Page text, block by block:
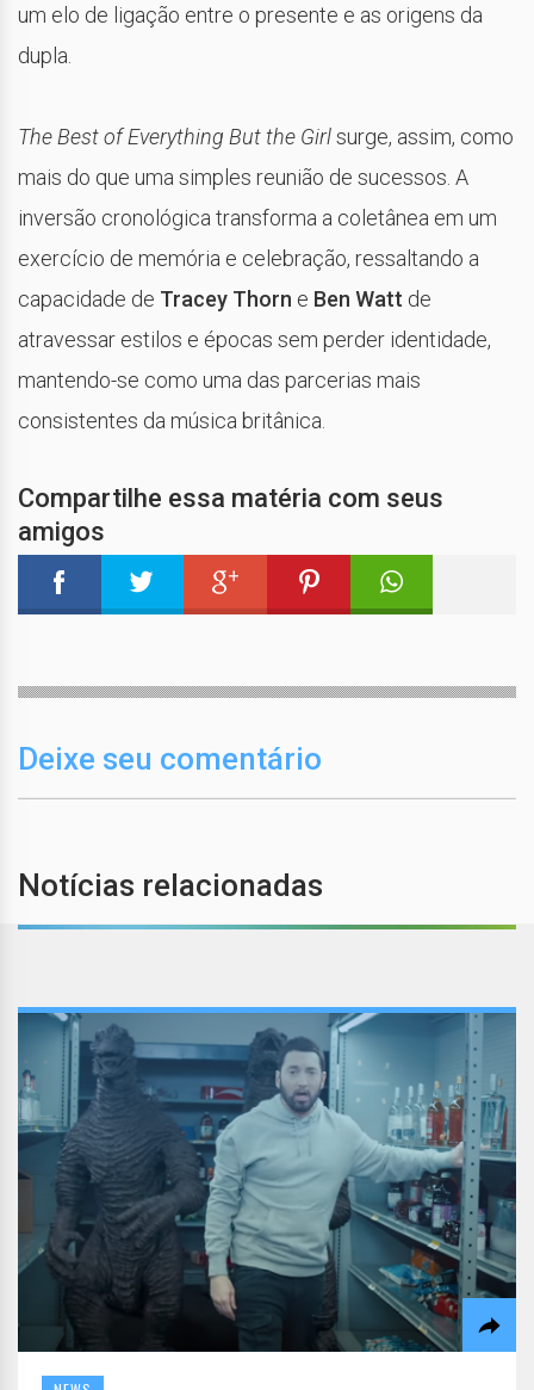
um elo de ligação entre o presente e as origens da
dupla.
The Best of Everything But the Girlsurge, assim, como
mais do que uma simples reunião de sucessos. A
inversão cronológica transforma a coletânea em um
exercício de memória e celebração, ressaltando a
capacidade de Tracey Thorn e Ben Watt de
atravessar estilos e épocas sem perder identidade,
mantendo-se como uma das parcerias mais
consistentes da música britânica.
Compartilhe essa matéria com seus
amigos
Deixe seu comentário
Notícias relacionadas